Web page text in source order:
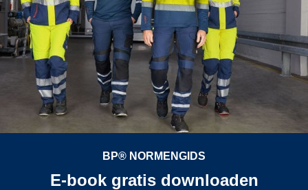
BP® NORMENGIDS
E-book gratis downloaden